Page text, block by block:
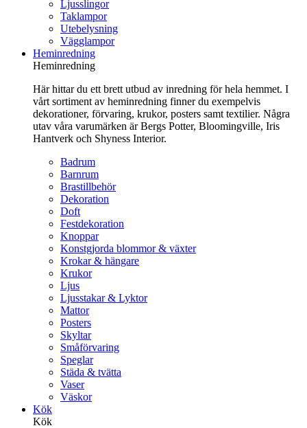
Ljusslingor
Taklampor
Utebelysning
Vägglampor
Heminredning
Heminredning
Här hittar du ett brett utbud av inredning för hela hemmet. I
vårt sortiment av heminredning finner du exempelvis
dekorationer, förvaring, krukor, posters samt textilier. Några
utav våra varumärken är Bergs Potter, Bloomingville, Iris
Hantverk och Shyness Interior.
Badrum
Barnrum
Brastillbehör
Dekoration
Doft
Festdekoration
Knoppar
Konstgjorda blommor & växter
Krokar & hängare
Krukor
Ljus
Ljusstakar & Lyktor
Mattor
Posters
Skyltar
Småförvaring
Speglar
Städa & tvätta
Vaser
Väskor
Kök
Kök